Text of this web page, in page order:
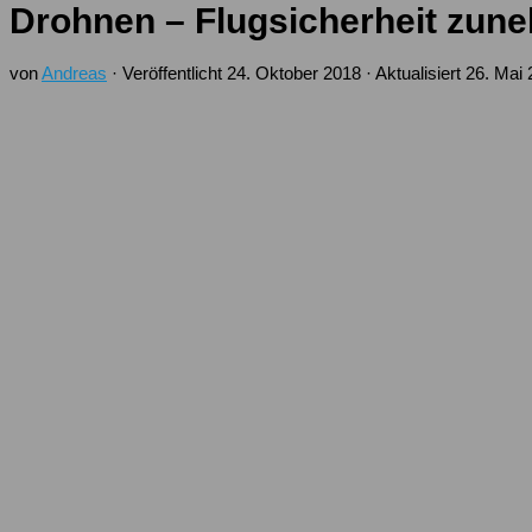
Drohnen – Flugsicherheit
vonAndreas · Veröffentlicht 24. Oktober 2018 · Aktualisiert 26. Mai